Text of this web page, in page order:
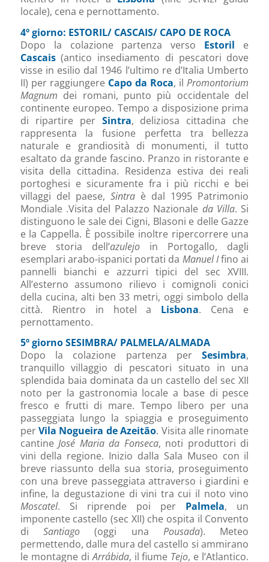
locale), cena e pernottamento.
4º giorno: ESTORIL/ CASCAIS/ CAPO DE ROCA
Dopo la colazione partenza verso Estoril e
Cascais(antico insediamento di pescatori dove
visse in esilio dal 1946 l’ultimo re d’Italia Umberto
II) per raggiungere Capo da Roca, ilPromontorium
Magnum dei romani, punto più occidentale del
continente europeo. Tempo a disposizione prima
di ripartire per Sintra, deliziosa cittadina che
rappresenta la fusione perfetta tra bellezza
naturale e grandiosità di monumenti, il tutto
esaltato da grande fascino. Pranzo in ristorante e
visita della cittadina. Residenza estiva dei reali
portoghesi e sicuramente fra i più ricchi e bei
villaggi del paese, Sintraè dal 1995 Patrimonio
Mondiale .Visita del Palazzo Nazionale da Villa. Si
distinguono le sale dei Cigni, Blasoni e delle Gazze
e la Cappella. È possibile inoltre ripercorrere una
breve storia dell’azulejoin Portogallo, dagli
esemplari arabo-ispanici portati da Manuel Ifino ai
pannelli bianchi e azzurri tipici del sec XVIII.
All’esterno assumono rilievo i comignoli conici
della cucina, alti ben 33 metri, oggi simbolo della
città. Rientro in hotel a Lisbona. Cena e
pernottamento.
5º giorno SESIMBRA/ PALMELA/ALMADA
Dopo la colazione partenza perSesimbra,
tranquillo villaggio di pescatori situato in una
splendida baia dominata da un castello del sec XII
noto per la gastronomia locale a base di pesce
fresco e frutti di mare. Tempo libero per una
passeggiata lungo la spiaggia e proseguimento
perVila Nogueira de Azeitão. Visita alle rinomate
cantineJosé Maria da Fonseca, noti produttori di
vini della regione. Inizio dalla Sala Museo con il
breve riassunto della sua storia, proseguimento
con una breve passeggiata attraverso i giardini e
infine, la degustazione di vini tra cui il noto vino
Moscatel. Si riprende poi per Palmela, un
imponente castello (sec XII) che ospita il Convento
di Santiago(oggi unaPousada). Meteo
permettendo, dalle mura del castello si ammirano
le montagne diArrábida, il fiume Tejo, e l’Atlantico.